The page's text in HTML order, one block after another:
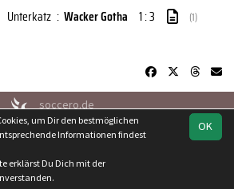
Unterkatz : Wacker Gotha 1 : 3 (1)
soccero.de
© 2006 - 2026
Kontakt
Datenschutz
OK
um Dir den bestmöglichen
Informationen findest
erklärst Du Dich mit der